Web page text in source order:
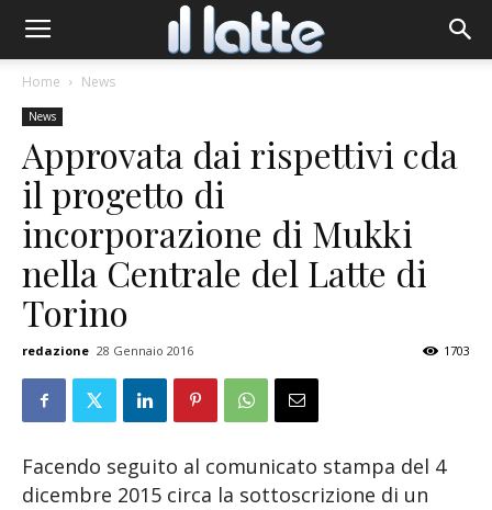
Home News
News
Approvata dai rispettivi cda
il progetto di
incorporazione di Mukki
nella Centrale del Latte di
Torino
redazione 28 Gennaio 2016 1703
Facendo seguito al comunicato stampa del 4
dicembre 2015 circa la sottoscrizione di un